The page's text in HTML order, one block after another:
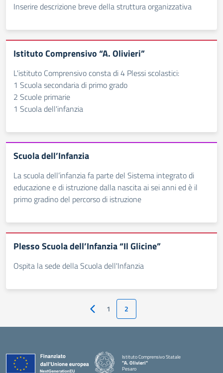
Inserire descrizione breve della struttura organizzativa
Istituto Comprensivo “A. Olivieri”
L'istituto Comprensivo consta di 4 Plessi scolastici:
1 Scuola secondaria di primo grado
2 Scuole primarie
1 Scuola dell'infanzia
Scuola dell’Infanzia
La scuola dell’infanzia fa parte del Sistema integrato di
educazione e di istruzione dalla nascita ai sei anni ed è il
primo gradino del percorso di istruzione
Plesso Scuola dell’Infanzia “Il Glicine”
Ospita la sede della Scuola dell'Infanzia
Pagina precedente
1 2
Istituto Comprensivo Statale
"A. Olivieri"
Pesaro